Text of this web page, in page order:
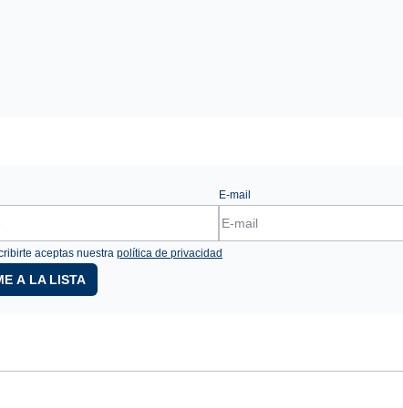
E-mail
aceptas nuestra política de privacidad
A LA LISTA